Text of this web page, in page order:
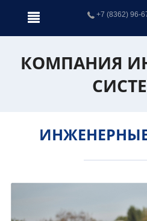
+7 (8362) 96-
КОМПАНИЯ